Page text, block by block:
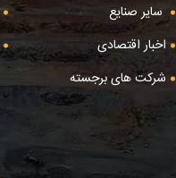
سایر صنایع
اخبار اقتصادی
شرکت های برجسته